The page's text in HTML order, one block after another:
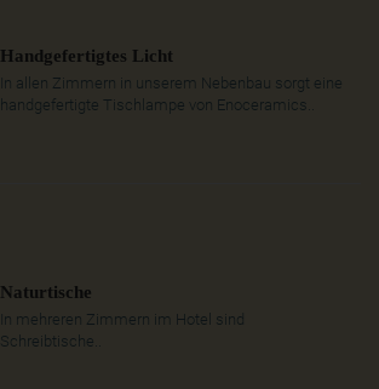
Handgefertigtes Licht
In allen Zimmern in unserem Nebenbau sorgt eine
handgefertigte Tischlampe von Enoceramics..
Naturtische
In mehreren Zimmern im Hotel sind
Schreibtische..